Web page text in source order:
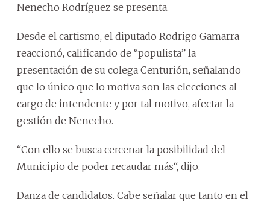
Nenecho Rodríguez se presenta.
Desde el cartismo, el diputado Rodrigo Gamarra
reaccionó, calificando de “populista” la
presentación de su colega Centurión, señalando
que lo único que lo motiva son las elecciones al
cargo de intendente y por tal motivo, afectar la
gestión de Nenecho.
“Con ello se busca cercenar la posibilidad del
Municipio de poder recaudar más“, dijo.
Danza de candidatos. Cabe señalar que tanto en el